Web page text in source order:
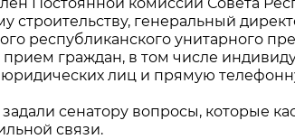
строительству, генеральный
республиканского унитарного
граждан, в том числе
юридических лиц и прямую
сенатору вопросы, которые
связи.